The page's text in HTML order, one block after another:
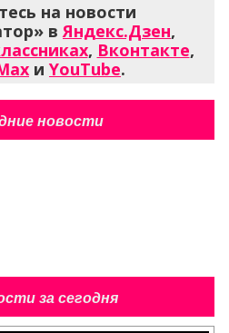
на новости
вЯндекс.Дзен,
, Вконтакте,
и YouTube.
новости
за сегодня